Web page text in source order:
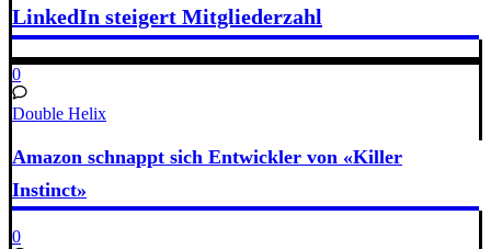
LinkedIn steigert Mitgliederzahl
0
Double Helix
Amazon schnappt sich Entwickler von «Killer
Instinct»
0